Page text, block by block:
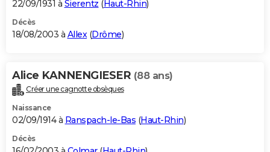
22/09/1931 à Sierentz (Haut-Rhin)
Décès
18/08/2003 à Allex(Drôme)
Alice KANNENGIESER (88 ans)
Créer une cagnotte obsèques
Naissance
02/09/1914 à Ranspach-le-Bas (Haut-Rhin)
Décès